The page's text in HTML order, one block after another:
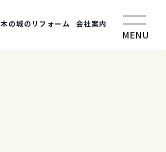
木の城のリフォーム 会社案内
MENU